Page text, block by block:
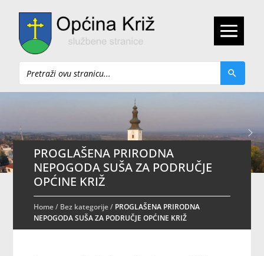
Pretraži
PROGLAŠENA PRIRODNA
NEPOGODA SUŠA ZA PODRUČJE
OPĆINE KRIŽ
Home/ Bez kategorije/ PROGLAŠENA PRIRODNA
NEPOGODA SUŠA ZA PODRUČJE OPĆINE KRIŽ